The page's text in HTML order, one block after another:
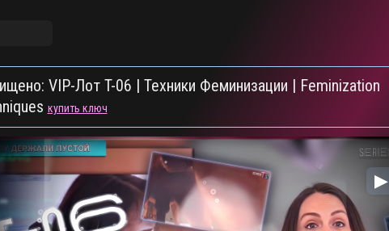
VIP-Лот T-06 | Техники Феминизации | Feminization
купить ключ
▶